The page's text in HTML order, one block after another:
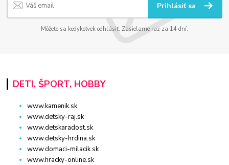
Prihlásiť sa
Môžete sa kedykoľvek odhlásiť. Zasielame raz za 14 dní.
DETI, ŠPORT, HOBBY
www.kamenik.sk
www.detsky-raj.sk
www.detskaradost.sk
www.detsky-hrdina.sk
www.domaci-milacik.sk
www.hracky-online.sk